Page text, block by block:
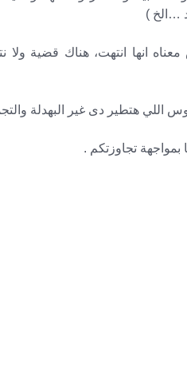
…الخ )
انها انتهت، هناك قضية ولا
اللي هتطير دى غير البهدلة
بمواجهة تجاوزتكم .